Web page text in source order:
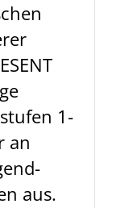
1-
an
aus.